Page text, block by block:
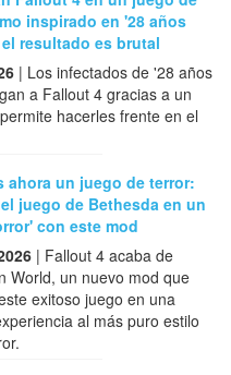
inspirado en '28 años
resultado es brutal
| Los infectados de '28 años
a Fallout 4 gracias a un
hacerles frente en el
ahora un juego de terror:
juego de Bethesda en un
con este mod
| Fallout 4 acaba de
World, un nuevo mod que
exitoso juego en una
al más puro estilo